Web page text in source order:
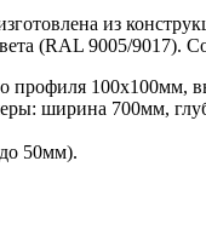
из
(RAL 9005/9017).
профиля 100х100мм,
ширина 700мм,
50мм).